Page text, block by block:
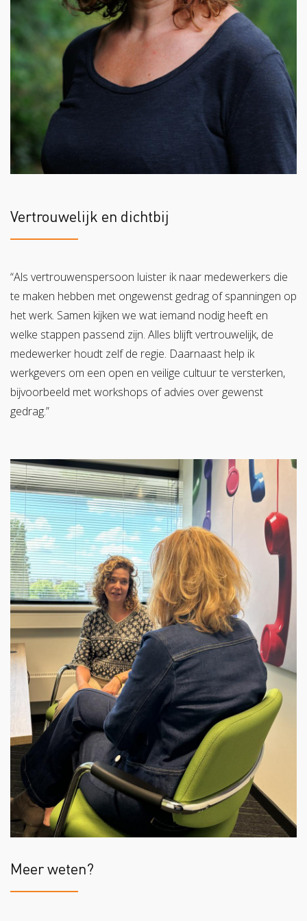
Vertrouwelijk en dichtbij
“Als vertrouwenspersoon luister ik naar medewerkers die
te maken hebben met ongewenst gedrag of spanningen op
het werk. Samen kijken we wat iemand nodig heeft en
welke stappen passend zijn. Alles blijft vertrouwelijk, de
medewerker houdt zelf de regie. Daarnaast help ik
werkgevers om een open en veilige cultuur te versterken,
bijvoorbeeld met workshops of advies over gewenst
gedrag.”
Meer weten?